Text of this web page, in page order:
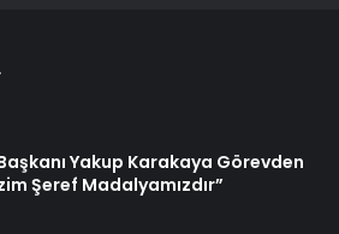
Yakup Karakaya Görevden
Şeref Madalyamızdır”